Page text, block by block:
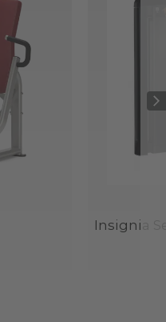
Insignia